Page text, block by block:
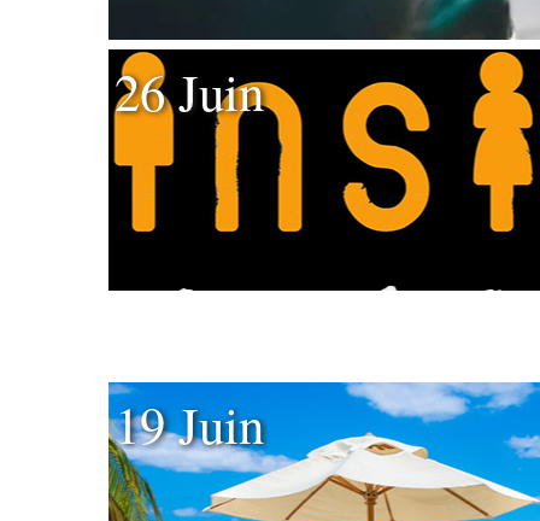
26 Juin
19 Juin